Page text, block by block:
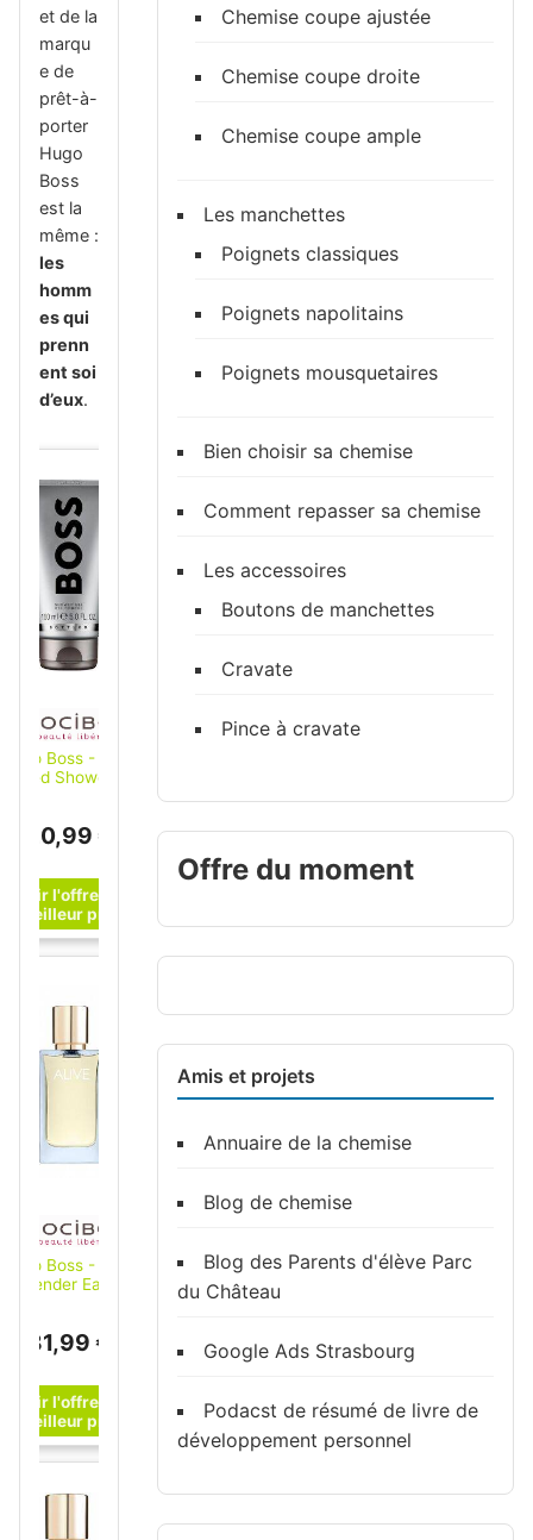
et de la
marqu
e de
prêt-à-
porter
Hugo
Boss
est la
même :
les
homm
es qui
prenn
ent soi
d’eux.
Hugo Boss - Boss
Shower Gel
unisex
20,99 €
Hugo Boss - Alive
Lavender Eau de
81,99 €
Chemise coupe ajustée
Chemise coupe droite
Chemise coupe ample
Les manchettes
Poignets classiques
Poignets napolitains
Poignets mousquetaires
Bien choisir sa chemise
Comment repasser sa chemise
Les accessoires
Boutons de manchettes
Cravate
Pince à cravate
Offre du moment
Amis et projets
Annuaire de la chemise
Blog de chemise
Blog des Parents d'élève Parc
du Château
Google Ads Strasbourg
Podacst de résumé de livre de
développement personnel